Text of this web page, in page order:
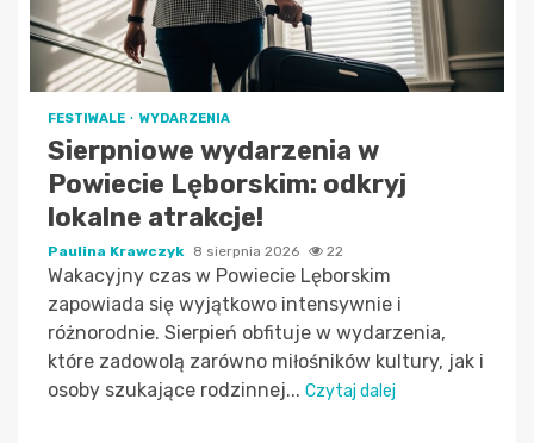
FESTIWALE WYDARZENIA
Sierpniowe wydarzenia w
Powiecie Lęborskim: odkryj
lokalne atrakcje!
Paulina Krawczyk 8 sierpnia 2026 22
Wakacyjny czas w Powiecie Lęborskim
zapowiada się wyjątkowo intensywnie i
różnorodnie. Sierpień obfituje w wydarzenia,
które zadowolą zarówno miłośników kultury, jak i
osoby szukające rodzinnej... Czytaj dalej